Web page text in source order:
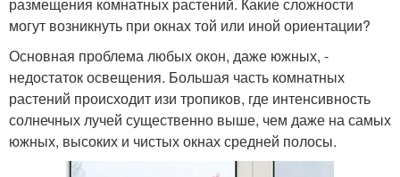
размещения комнатных растений. Какие сложности
могут возникнуть при окнах той или иной ориентации?
Основная проблема любых окон, даже южных, -
недостаток освещения. Большая часть комнатных
растений происходит изи тропиков, где интенсивность
солнечных лучей существенно выше, чем даже на самых
южных, высоких и чистых окнах средней полосы.